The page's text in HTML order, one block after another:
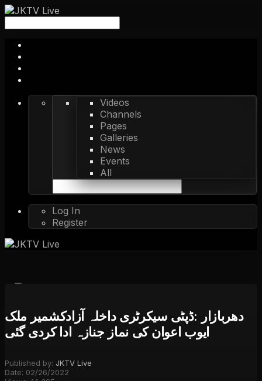
Videos
Channels
Pages
Galleries
News
Events
All
Log In
Register
دھربازار :ڈپٹی سیکرٹری داخلہ آزادکشمیر ملک
ایوب اعوان کی نماز جنازہ ادا کردی گئی
Published by: JKTV Live
Date: 02/26/2022